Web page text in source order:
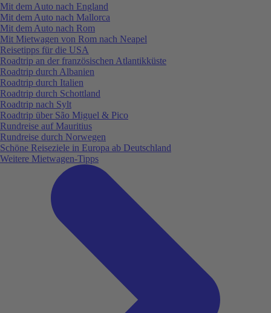
Mit dem Auto nach England
Mit dem Auto nach Mallorca
Mit dem Auto nach Rom
Mit Mietwagen von Rom nach Neapel
Reisetipps für die USA
Roadtrip an der französischen Atlantikküste
Roadtrip durch Albanien
Roadtrip durch Italien
Roadtrip durch Schottland
Roadtrip nach Sylt
Roadtrip über São Miguel & Pico
Rundreise auf Mauritius
Rundreise durch Norwegen
Schöne Reiseziele in Europa ab Deutschland
Weitere Mietwagen-Tipps